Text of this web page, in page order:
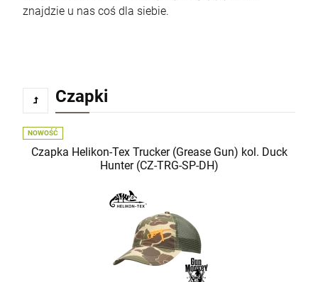
znajdzie u nas coś dla siebie.
Czapki
Czapka Helikon-Tex Trucker (Grease Gun) kol. Duck
Hunter (CZ-TRG-SP-DH)
NOWOŚĆ